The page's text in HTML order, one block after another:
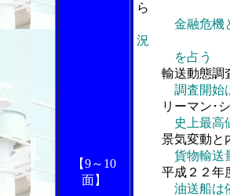
【9～10
面】
ら
金融危機
況
を占う
輸送動態調
調査開始
リーマン･シ
史上最高
景気変動と
貨物輸送
平成２２年度
油送船は